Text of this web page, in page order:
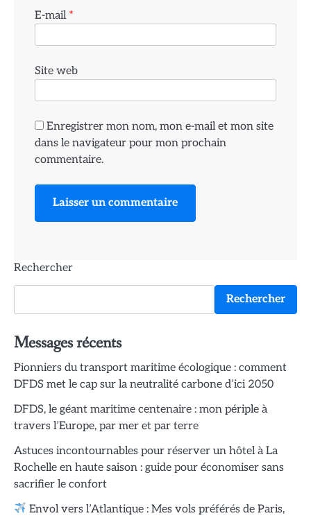
E-mail *
Site web
Enregistrer mon nom, mon e-mail et mon site
dans le navigateur pour mon prochain
commentaire.
Rechercher
Rechercher
Messages récents
Pionniers du transport maritime écologique : comment
DFDS met le cap sur la neutralité carbone d’ici 2050
DFDS, le géant maritime centenaire : mon périple à
travers l’Europe, par mer et par terre
Astuces incontournables pour réserver un hôtel à La
Rochelle en haute saison : guide pour économiser sans
sacrifier le confort
Envol vers l’Atlantique : Mes vols préférés de Paris,